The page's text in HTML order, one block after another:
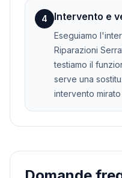
4 Intervento e
Eseguiamo
Riparazioni
testiamo il
serve una
intervento